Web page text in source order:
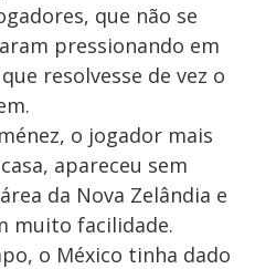
que não se
pressionando em
resolvesse de vez o
o jogador mais
apareceu sem
da Nova Zelândia e
muito facilidade.
o México tinha dado